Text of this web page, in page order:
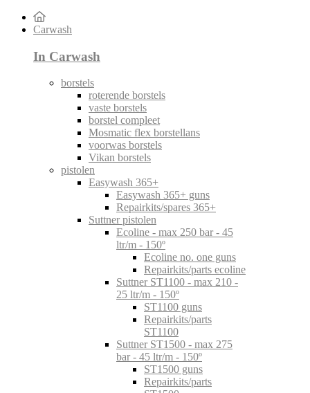
Carwash
In Carwash
borstels
roterende borstels
vaste borstels
borstel compleet
Mosmatic flex borstellans
voorwas borstels
Vikan borstels
pistolen
Easywash 365+
Easywash 365+ guns
Repairkits/spares 365+
Suttner pistolen
Ecoline - max 250 bar - 45
ltr/m - 150º
Ecoline no. one guns
Repairkits/parts ecoline
Suttner ST1100 - max 210 -
25 ltr/m - 150º
ST1100 guns
Repairkits/parts
ST1100
Suttner ST1500 - max 275
bar - 45 ltr/m - 150º
ST1500 guns
Repairkits/parts